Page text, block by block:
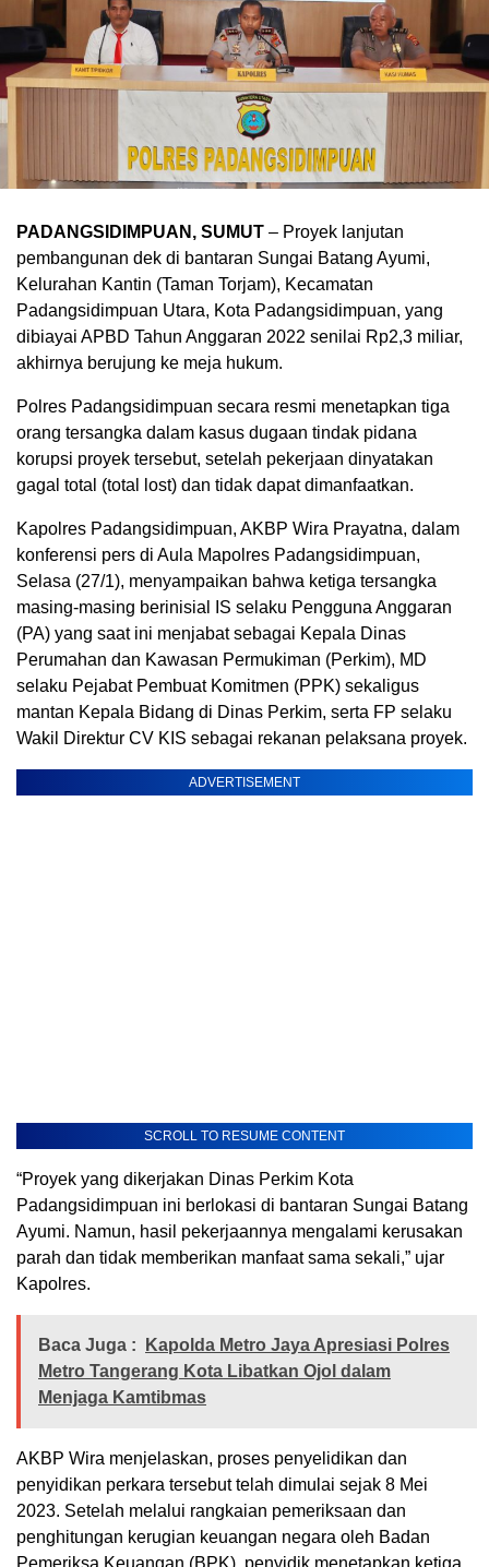
PADANGSIDIMPUAN, SUMUT – Proyek lanjutan
pembangunan dek di bantaran Sungai Batang Ayumi,
Kelurahan Kantin (Taman Torjam), Kecamatan
Padangsidimpuan Utara, Kota Padangsidimpuan, yang
dibiayai APBD Tahun Anggaran 2022 senilai Rp2,3 miliar,
akhirnya berujung ke meja hukum.
Polres Padangsidimpuan secara resmi menetapkan tiga
orang tersangka dalam kasus dugaan tindak pidana
korupsi proyek tersebut, setelah pekerjaan dinyatakan
gagal total (total lost) dan tidak dapat dimanfaatkan.
Kapolres Padangsidimpuan, AKBP Wira Prayatna, dalam
konferensi pers di Aula Mapolres Padangsidimpuan,
Selasa (27/1), menyampaikan bahwa ketiga tersangka
masing-masing berinisial IS selaku Pengguna Anggaran
(PA) yang saat ini menjabat sebagai Kepala Dinas
Perumahan dan Kawasan Permukiman (Perkim), MD
selaku Pejabat Pembuat Komitmen (PPK) sekaligus
mantan Kepala Bidang di Dinas Perkim, serta FP selaku
Wakil Direktur CV KIS sebagai rekanan pelaksana proyek.
ADVERTISEMENT
SCROLL TO RESUME CONTENT
“Proyek yang dikerjakan Dinas Perkim Kota
Padangsidimpuan ini berlokasi di bantaran Sungai Batang
Ayumi. Namun, hasil pekerjaannya mengalami kerusakan
parah dan tidak memberikan manfaat sama sekali,” ujar
Kapolres.
Baca Juga :
Kapolda Metro Jaya Apresiasi Polres
Metro Tangerang Kota Libatkan Ojol dalam
Menjaga Kamtibmas
AKBP Wira menjelaskan, proses penyelidikan dan
penyidikan perkara tersebut telah dimulai sejak 8 Mei
2023. Setelah melalui rangkaian pemeriksaan dan
penghitungan kerugian keuangan negara oleh Badan